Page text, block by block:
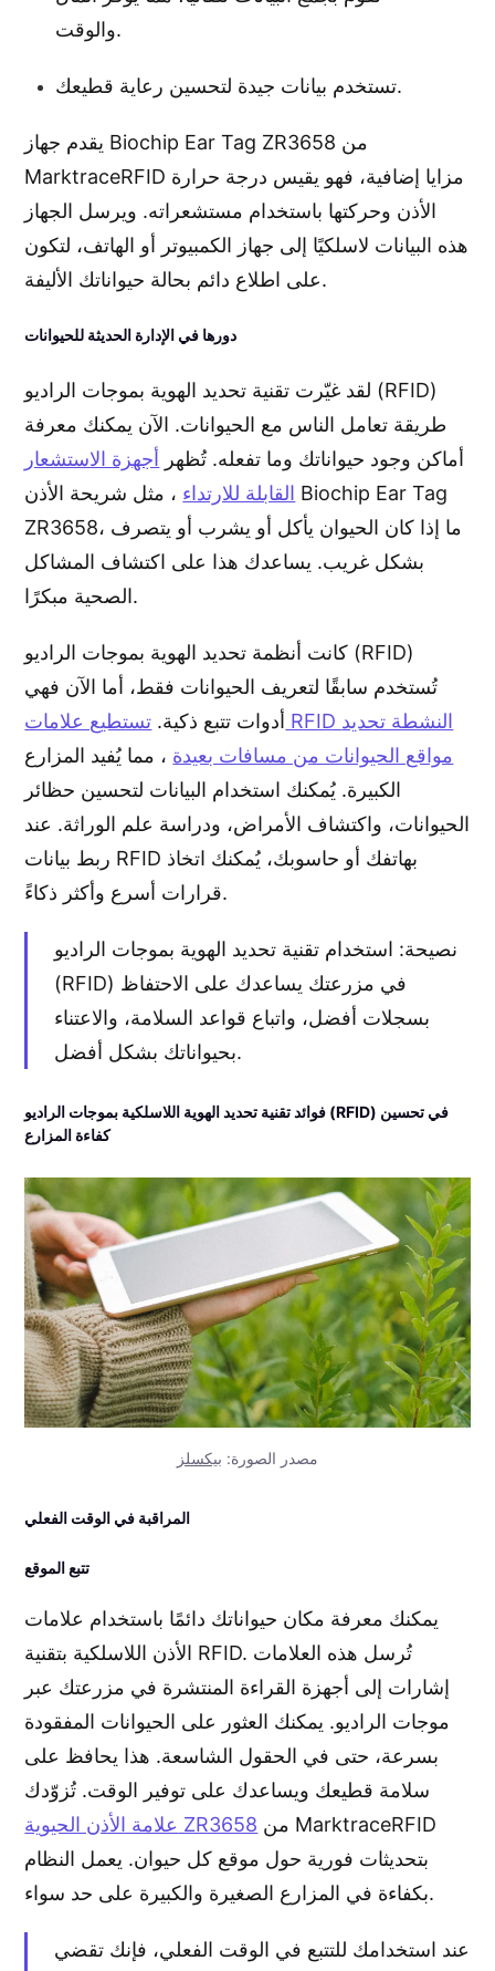
والوقت.
تستخدم بيانات جيدة لتحسين رعاية قطيعك.
يقدم جهاز Biochip Ear Tag ZR3658 من
MarktraceRFID مزايا إضافية، فهو يقيس درجة حرارة
الأذن وحركتها باستخدام مستشعراته. ويرسل الجهاز
هذه البيانات لاسلكيًا إلى جهاز الكمبيوتر أو الهاتف، لتكون
على اطلاع دائم بحالة حيواناتك الأليفة.
دورها في الإدارة الحديثة للحيوانات
لقد غيّرت تقنية تحديد الهوية بموجات الراديو (RFID)
طريقة تعامل الناس مع الحيوانات. الآن يمكنك معرفة
أماكن وجود حيواناتك وما تفعله. تُظهر أجهزة الاستشعار
القابلة للارتداء ، مثل شريحة الأذن Biochip Ear Tag
ZR3658، ما إذا كان الحيوان يأكل أو يشرب أو يتصرف
بشكل غريب. يساعدك هذا على اكتشاف المشاكل
الصحية مبكرًا.
كانت أنظمة تحديد الهوية بموجات الراديو (RFID)
تُستخدم سابقًا لتعريف الحيوانات فقط، أما الآن فهي
أدوات تتبع ذكية. تستطيع علامات RFID النشطة تحديد
مواقع الحيوانات من مسافات بعيدة ، مما يُفيد المزارع
الكبيرة. يُمكنك استخدام البيانات لتحسين حظائر
الحيوانات، واكتشاف الأمراض، ودراسة علم الوراثة. عند
ربط بيانات RFID بهاتفك أو حاسوبك، يُمكنك اتخاذ
قرارات أسرع وأكثر ذكاءً.
نصيحة: استخدام تقنية تحديد الهوية بموجات الراديو
(RFID) في مزرعتك يساعدك على الاحتفاظ
بسجلات أفضل، واتباع قواعد السلامة، والاعتناء
بحيواناتك بشكل أفضل.
فوائد تقنية تحديد الهوية اللاسلكية بموجات الراديو (RFID) في تحسين
كفاءة المزارع
مصدر الصورة: بيكسلز
المراقبة في الوقت الفعلي
تتبع الموقع
يمكنك معرفة مكان حيواناتك دائمًا باستخدام علامات
الأذن اللاسلكية بتقنية RFID. تُرسل هذه العلامات
إشارات إلى أجهزة القراءة المنتشرة في مزرعتك عبر
موجات الراديو. يمكنك العثور على الحيوانات المفقودة
بسرعة، حتى في الحقول الشاسعة. هذا يحافظ على
سلامة قطيعك ويساعدك على توفير الوقت. تُزوّدك
علامة الأذن الحيوية ZR3658
بتحديثات فورية حول موقع كل حيوان. يعمل النظام
بكفاءة في المزارع الصغيرة والكبيرة على حد سواء.
عند استخدامك للتتبع في الوقت الفعلي، فإنك تقضي